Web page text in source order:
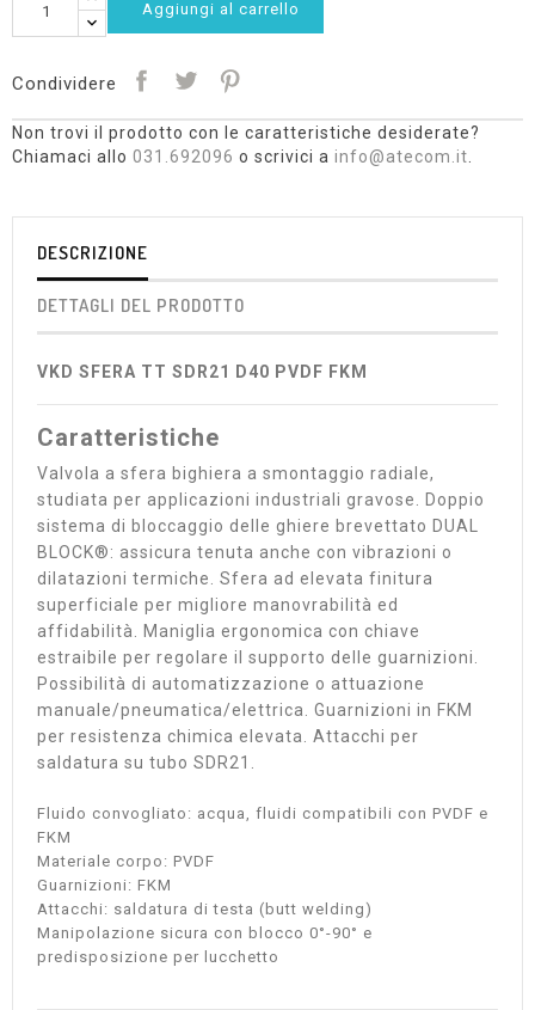
Aggiungi al carrello
Condividere
Non trovi il prodotto con le caratteristiche desiderate?
Chiamaci allo 031.692096 o scrivici a info@atecom.it
DESCRIZIONE
DETTAGLI DEL PRODOTTO
VKD SFERA TT SDR21 D40 PVDF FKM
Caratteristiche
Valvola a sfera bighiera a smontaggio radiale,
studiata per applicazioni industriali gravose. Doppio
sistema di bloccaggio delle ghiere brevettato DUAL
BLOCK®: assicura tenuta anche con vibrazioni o
dilatazioni termiche. Sfera ad elevata finitura
superficiale per migliore manovrabilità ed
affidabilità. Maniglia ergonomica con chiave
estraibile per regolare il supporto delle guarnizioni.
Possibilità di automatizzazione o attuazione
manuale/pneumatica/elettrica. Guarnizioni in FKM
per resistenza chimica elevata. Attacchi per
saldatura su tubo SDR21.
Fluido convogliato: acqua, fluidi compatibili con PVDF e
FKM
Materiale corpo: PVDF
Guarnizioni: FKM
Attacchi: saldatura di testa (butt welding)
Manipolazione sicura con blocco 0°-90° e
predisposizione per lucchetto